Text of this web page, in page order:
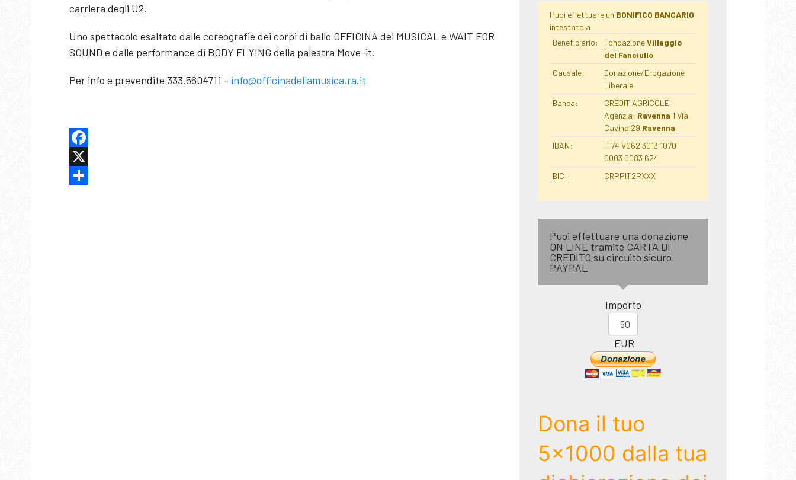
carriera degli U2.
Uno spettacolo esaltato dalle coreografie dei corpi di ballo OFFICINA del MUSICAL e WAIT FOR
SOUND e dalle performance di BODY FLYING della palestra Move-it.
Per info e prevendite 333.5604711 - info@officinadellamusica.ra.it
Facebook
X
Puoi effettuare un BONIFICO BANCARIO
intestato a:
Beneficiario:
FondazioneVillaggio
del Fanciullo
Causale:
Donazione/Erogazione
Liberale
Banca:
CREDIT AGRICOLE
Agenzia: Ravenna 1 Via
Cavina 29 Ravenna
IBAN:
IT74 V062 3013 1070
0003 0083 624
BIC:
CRPPIT2PXXX
Puoi effettuare una donazione
ON LINE tramite CARTA DI
CREDITO su circuito sicuro
PAYPAL
Importo
EUR
Dona il tuo
5x1000 dalla tua